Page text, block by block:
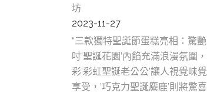
坊
2023-11-27
“三款獨特聖誕節蛋糕亮相：驚
吋’聖誕花園’內餡充滿浪漫氛圍
彩’彩虹聖誕老公公’讓人視覺味
享受，’巧克力聖誕麋鹿’則將驚